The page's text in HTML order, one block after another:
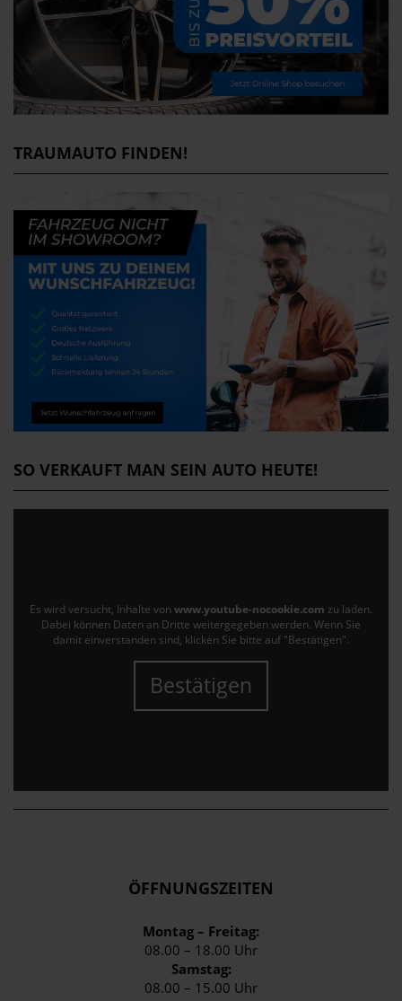
TRAUMAUTO FINDEN!
SO VERKAUFT MAN SEIN AUTO HEUTE!
Es wird versucht, Inhalte von www.youtube-nocookie.com zu laden.
Dabei können Daten an Dritte weitergegeben werden. Wenn Sie
damit einverstanden sind, klicken Sie bitte auf "Bestätigen".
Bestätigen
ÖFFNUNGSZEITEN
Montag – Freitag:
08.00 – 18.00 Uhr
Samstag:
08.00 – 15.00 Uhr